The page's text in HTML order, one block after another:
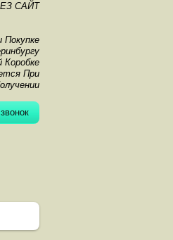
САЙТ
Покупке
Коробке
При